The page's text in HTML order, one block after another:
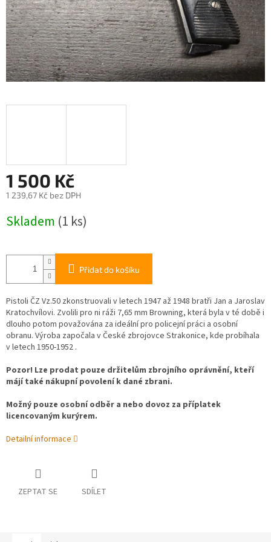
1 500 Kč
1 239,67 Kč bez DPH
cena:
Skladem (1 ks)
Přidat do košíku
Pistoli ČZ Vz.50 zkonstruovali v letech 1947 až 1948 bratři Jan a Jaroslav
Kratochvílovi. Zvolili pro ni ráži 7,65 mm Browning, která byla v té době i
dlouho potom považována za ideální pro policejní práci a osobní
obranu. Výroba započala v České zbrojovce Strakonice, kde probíhala
v letech 1950-1952 .
Pozor! Lze prodat pouze držitelům zbrojního oprávnění, kteří
májí také nákupní povolení k dané zbrani.
Možný pouze osobní odběr a nebo dovoz za příplatek
licencovaným kurýrem.
Detailní informace
ZEPTAT SE SDÍLET